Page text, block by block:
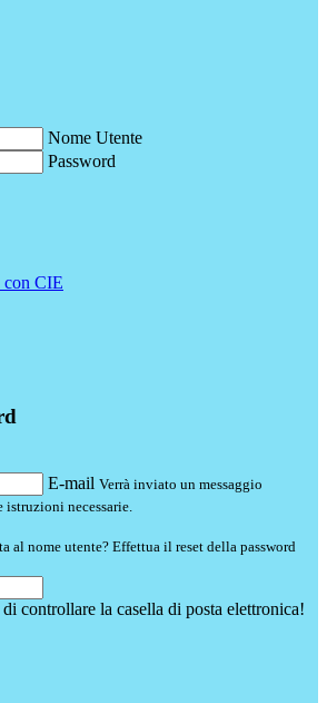
Nome Utente
Password
con CIE
E-mail Verrà inviato un messaggio
necessarie.
al nome utente? Effettua il reset della password
controllare la casella di posta elettronica!